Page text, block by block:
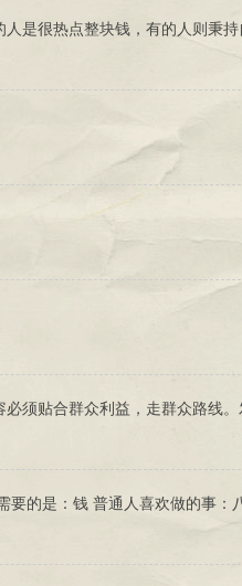
是很热点整块钱，有的人则秉持
须贴合群众利益，走群众路线
的是：钱 普通人喜欢做的事：